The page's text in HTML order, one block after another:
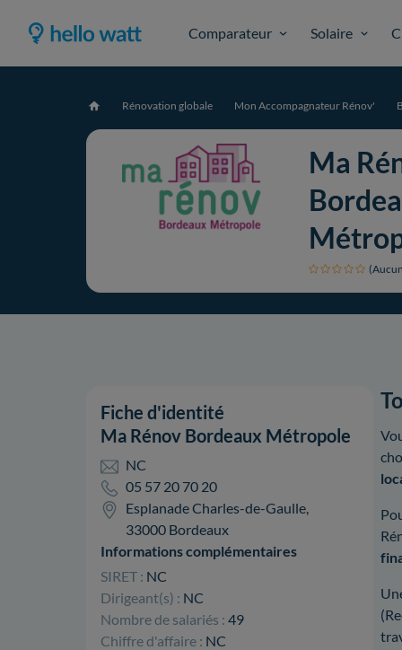
Comparateur Solaire
Accueil Rénovation globale Mon Accompagnateur Rénov'
Ma
Fiche d'identité
Ma Rénov Bordeaux Métropole
NC
05 57 20 70 20
Esplanade Charles-de-Gaulle,
33000 Bordeaux
Informations complémentaires
SIRET : NC
Dirigeant(s) : NC
Nombre de salariés : 49
Chiffre d'affaire : NC